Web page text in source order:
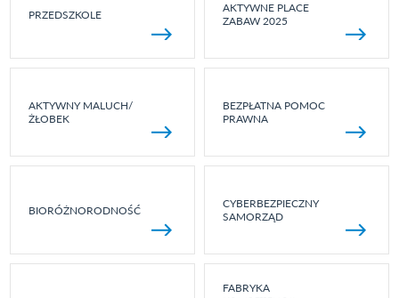
PRZEDSZKOLE
AKTYWNE PLACE
ZABAW 2025
AKTYWNY MALUCH/
ŻŁOBEK
BEZPŁATNA POMOC
PRAWNA
BIORÓŻNORODNOŚĆ
CYBERBEZPIECZNY
SAMORZĄD
FABRYKA